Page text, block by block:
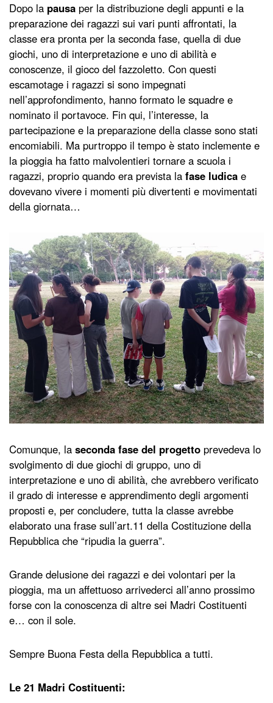
Dopo la pausa per la distribuzione degli appunti e la
preparazione dei ragazzi sui vari punti affrontati, la
classe era pronta per la seconda fase, quella di due
giochi, uno di interpretazione e uno di abilità e
conoscenze, il gioco del fazzoletto. Con questi
escamotage i ragazzi si sono impegnati
nell’approfondimento, hanno formato le squadre e
nominato il portavoce. Fin qui, l’interesse, la
partecipazione e la preparazione della classe sono stati
encomiabili. Ma purtroppo il tempo è stato inclemente e
la pioggia ha fatto malvolentieri tornare a scuola i
ragazzi, proprio quando era prevista la fase ludica e
dovevano vivere i momenti più divertenti e movimentati
della giornata…
Comunque, la seconda fase del progetto prevedeva lo
svolgimento di due giochi di gruppo, uno di
interpretazione e uno di abilità, che avrebbero verificato
il grado di interesse e apprendimento degli argomenti
proposti e, per concludere, tutta la classe avrebbe
elaborato una frase sull’art.11 della Costituzione della
Repubblica che “ripudia la guerra”.
Grande delusione dei ragazzi e dei volontari per la
pioggia, ma un affettuoso arrivederci all’anno prossimo
forse con la conoscenza di altre sei Madri Costituenti
e… con il sole.
Sempre Buona Festa della Repubblica a tutti.
Le 21 Madri Costituenti: